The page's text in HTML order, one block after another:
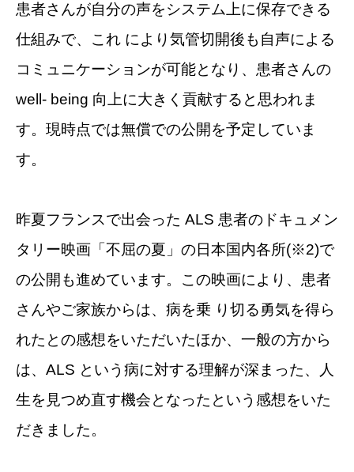
患者さんが自分の声をシステム上に保存できる
仕組みで、これ により気管切開後も自声による
コミュニケーションが可能となり、患者さんの
well- being 向上に大きく貢献すると思われま
す。現時点では無償での公開を予定していま
す。
昨夏フランスで出会った ALS 患者のドキュメン
タリー映画「不屈の夏」の日本国内各所(※2)で
の公開も進めています。この映画により、患者
さんやご家族からは、病を乗 り切る勇気を得ら
れたとの感想をいただいたほか、一般の方から
は、ALS という病に対する理解が深まった、人
生を見つめ直す機会となったという感想をいた
だきました。